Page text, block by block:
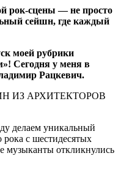
рок-сцены — не просто
сейшн, где каждый
моей рубрики
Сегодня у меня в
Рацкевич.
ИЗ АРХИТЕКТОРОВ
делаем уникальный
с шестидесятых
музыканты откликнулись